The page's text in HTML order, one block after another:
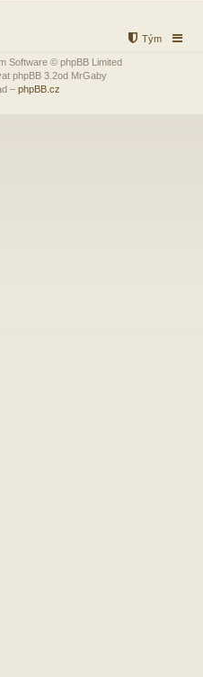
Tým
Software © phpBB Limited
phpBB 3.2od MrGaby
– phpBB.cz